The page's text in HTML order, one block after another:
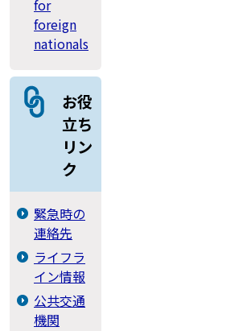
for
foreign
nationals
お役
立ち
リン
ク
緊急時の
連絡先
ライフラ
イン情報
公共交通
機関